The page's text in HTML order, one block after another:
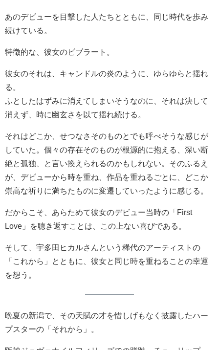
あのデビューを目撃した人たちとともに、同じ時代を歩み
続けている。
特徴的な、彼女のビブラート。
彼女のそれは、キャンドルの炎のように、ゆらゆらと揺れ
る。
ふとしたはずみに消えてしまいそうなのに、それは決して
消えず、時に幽玄さを以て揺れ続ける。
それはどこか、せつなさそのものとでも呼べそうな感じが
していた。個々の存在そのものが根源的に抱える、深い断
絶と孤独、と言い換えられるのかもしれない。そのふるえ
が、デビューから時を重ね、作品を重ねるごとに、どこか
崇高な祈りに満ちたものに変遷していったように感じる。
だからこそ、あらためて彼女のデビュー当時の「First
Love」を聴き返すことは、この上ない喜びである。
そして、宇多田ヒカルさんという稀代のアーティストの
「これから」とともに、彼女と同じ時を重ねることの幸運
を想う。
晩夏の新潟で、その天賦の才を惜しげもなく披露したハー
プスターの「それから」。